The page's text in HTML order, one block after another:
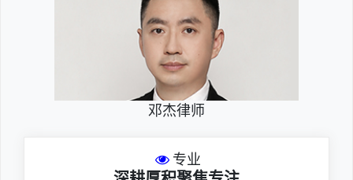
邓杰律师
专业